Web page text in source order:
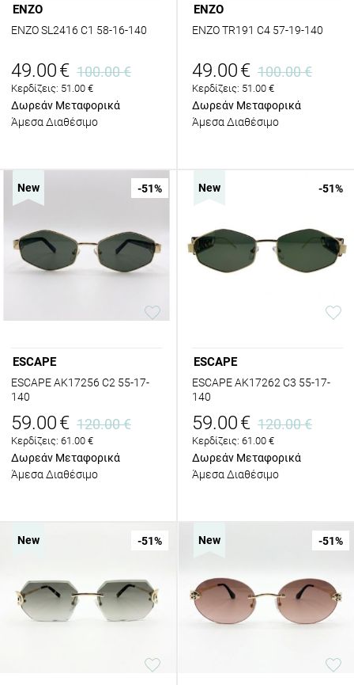
ENZO
ENZO SL2416 C1 58-16-140
49.00€ 100.00€
Κερδίζεις: 51.00 €
Δωρεάν Μεταφορικά
Άμεσα Διαθέσιμο
ENZO
ENZO TR191 C4 57-19-140
49.00€ 100.00€
Κερδίζεις: 51.00 €
Δωρεάν Μεταφορικά
Άμεσα Διαθέσιμο
New -51%
ESCAPE
ESCAPE AK17256 C2 55-17-
140
59.00€ 120.00€
Κερδίζεις: 61.00 €
Δωρεάν Μεταφορικά
Άμεσα Διαθέσιμο
New -51%
ESCAPE
ESCAPE AK17262 C3 55-17-
140
59.00€ 120.00€
Κερδίζεις: 61.00 €
Δωρεάν Μεταφορικά
Άμεσα Διαθέσιμο
New -51% New -51%